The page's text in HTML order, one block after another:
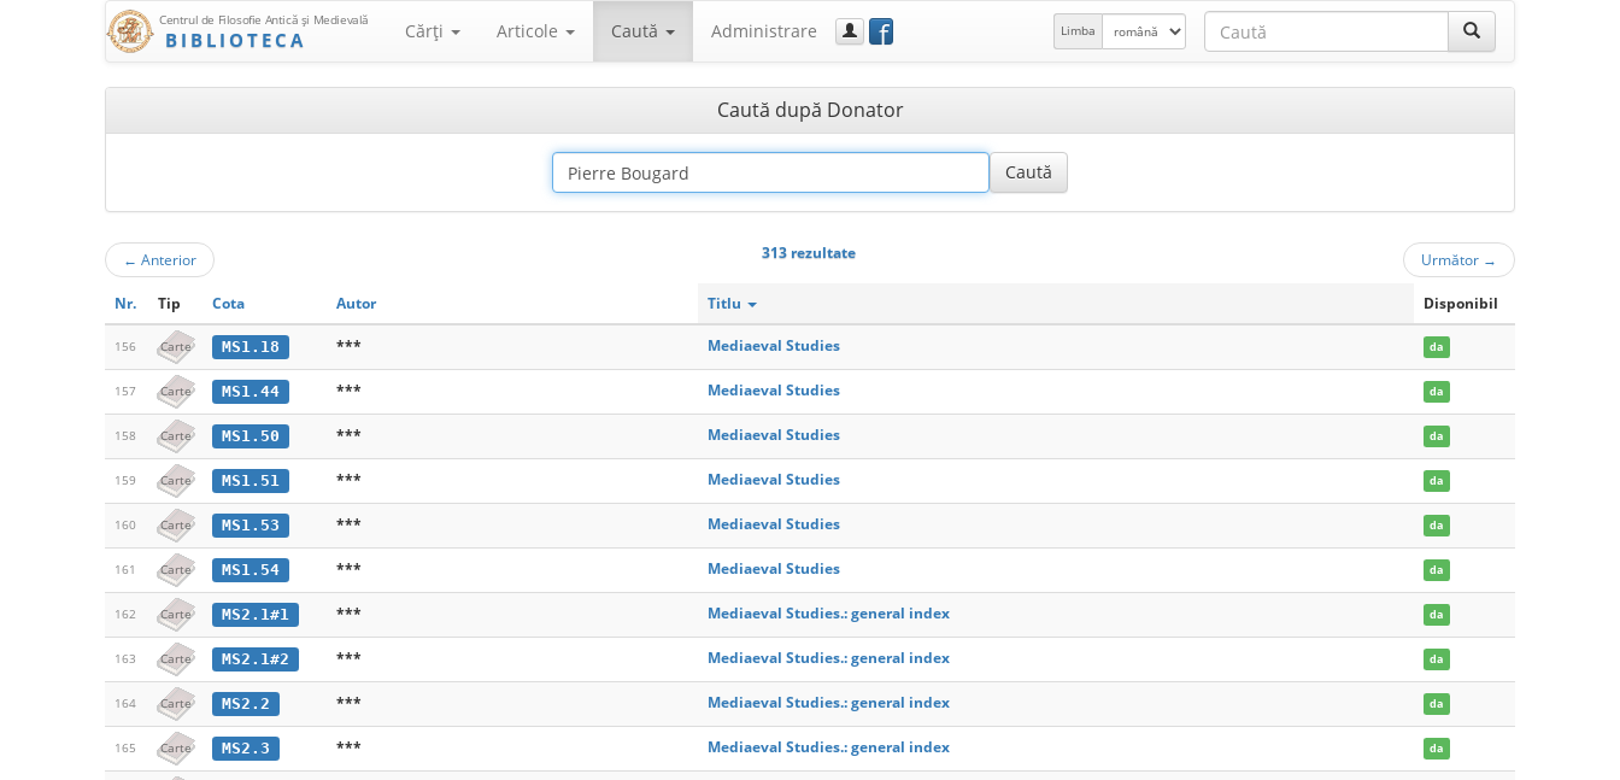
Centrul de Filosofie Antică şi Medievală
BIBLIOTECA Cărţi Articole Caută Administrare f Limba
Caută după Donator
← Anterior 313 rezultate Următor →
Nr. Tip Cota Autor Titlu Disponibil
156 Carte MS1.18 *** Mediaeval Studies da
157 Carte MS1.44 *** Mediaeval Studies da
158 Carte MS1.50 *** Mediaeval Studies da
159 Carte MS1.51 *** Mediaeval Studies da
160 Carte MS1.53 *** Mediaeval Studies da
161 Carte MS1.54 *** Mediaeval Studies da
162 Carte MS2.1#1 *** Mediaeval Studies.: general index da
163 Carte MS2.1#2 *** Mediaeval Studies.: general index da
164 Carte MS2.2 *** Mediaeval Studies.: general index da
165 Carte MS2.3 *** Mediaeval Studies.: general index da